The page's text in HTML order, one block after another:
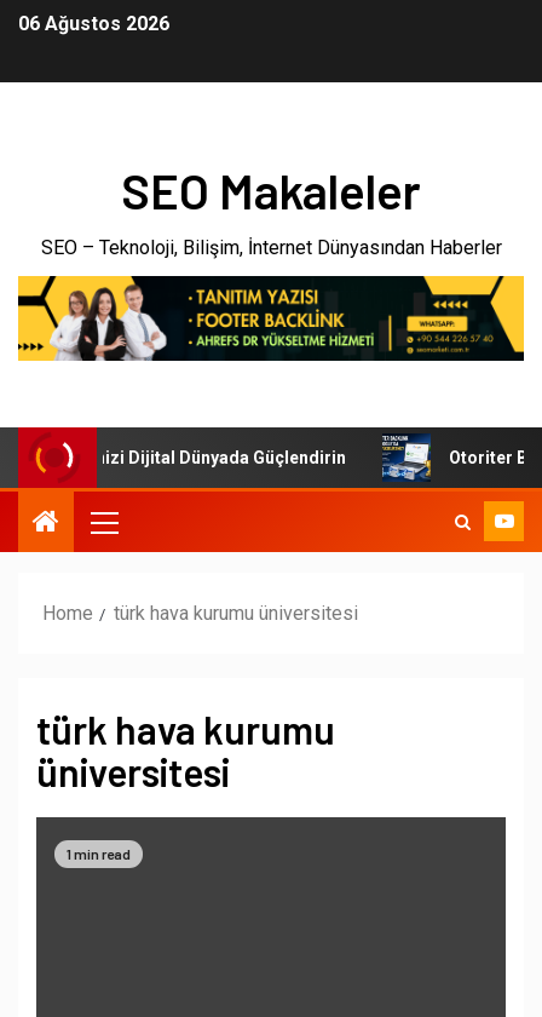
06 Ağustos 2026
SEO Makaleler
SEO – Teknoloji, Bilişim, İnternet Dünyasından Haberler
İşletmenizi Dijital Dünyada Güçlendirin Otoriter
Home türk hava kurumu üniversitesi
türk hava kurumu
üniversitesi
1 min read